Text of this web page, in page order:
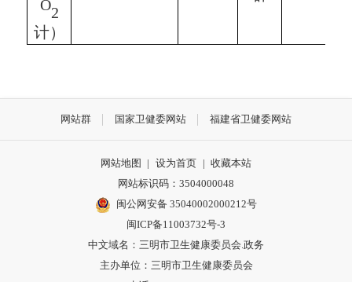
O2
计）
网站群 国家卫健委网站 福建省卫健委网站
网站地图 | 设为首页 | 收藏本站
网站标识码：3504000048
闽公网安备 35040002000212号
闽ICP备11003732号-3
中文域名：三明市卫生健康委员会.政务
主办单位：三明市卫生健康委员会